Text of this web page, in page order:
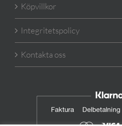
Köpvillkor
Integritetspolicy
Kontakta oss